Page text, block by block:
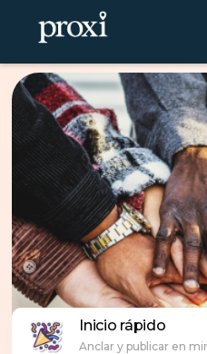
Inicio rápido
Anclar y publicar en